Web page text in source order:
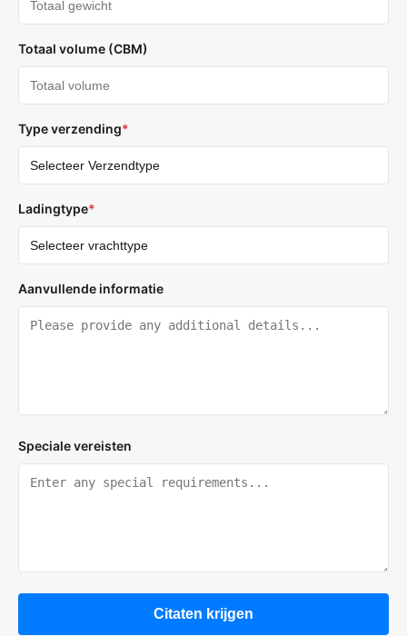
Totaal volume (CBM)
Type verzending*
Ladingtype*
Aanvullende informatie
Speciale vereisten
Citaten krijgen